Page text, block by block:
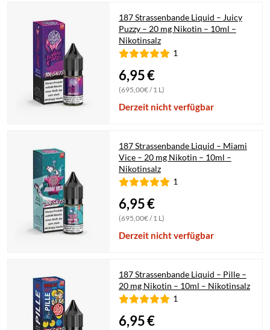
187 Strassenbande Liquid – Juicy
Puzzy – 20 mg Nikotin – 10ml –
Nikotinsalz
1
6,95€
(695,00€ / 1 L)
Derzeit nicht verfügbar
187 Strassenbande Liquid – Miami
Vice – 20 mg Nikotin – 10ml –
Nikotinsalz
1
6,95€
(695,00€ / 1 L)
Derzeit nicht verfügbar
187 Strassenbande Liquid – Pille –
20 mg Nikotin – 10ml – Nikotinsalz
1
6,95€